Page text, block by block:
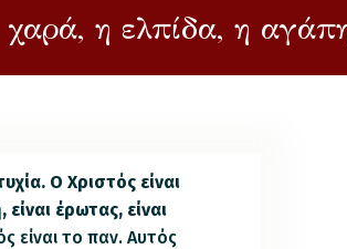
χαρά, η ελπίδα, η
Ο Χριστός είναι
έρωτας, είναι
είναι το παν. Αυτός